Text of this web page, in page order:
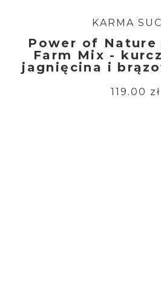
KARMA
Power of Nature
Farm Mix -
jagnięcina i
119.00 zł